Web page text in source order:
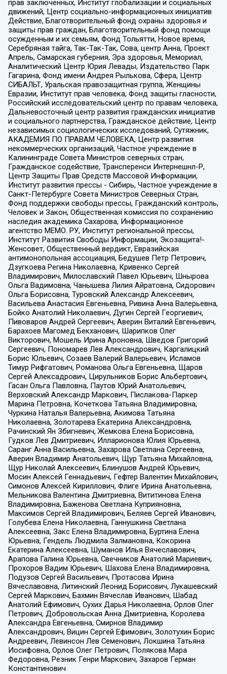
прав заключенных, Институт глобализации и социальных
движений, Центр социально-информационных инициатив
Действие, Благотворительный фонд охраны здоровья и
защиты прав граждан, Благотворительный фонд помощи
осужденным и их семьям, Фонд Тольятти, Новое время,
Серебряная тайга, Так-Так-Так, Сова, центр Анна, Проект
Апрель, Самарская губерния, Эра здоровья, Мемориал,
Аналитический Центр Юрия Левады, Издательство Парк
Гагарина, Фонд имени Андрея Рылькова, Сфера, Центр
СИБАЛЬТ, Уральская правозащитная группа, Женщины
Евразии, Институт прав человека, Фонд защиты гласности,
Российский исследовательский центр по правам человека,
Дальневосточный центр развития гражданских инициатив
и социального партнерства, Гражданское действие, Центр
независимых социологических исследований, Сутяжник,
АКАДЕМИЯ ПО ПРАВАМ ЧЕЛОВЕКА, Центр развития
некоммерческих организаций, Частное учреждение в
Калининграде Совета Министров северных стран,
Гражданское содействие, Трансперенси Интернешнл-Р,
Центр Защиты Прав Средств Массовой Информации,
Институт развития прессы - Сибирь, Частное учреждение в
Санкт-Петербурге Совета Министров Северных Стран,
Фонд поддержки свободы прессы, Гражданский контроль,
Человек и Закон, Общественная комиссия по сохранению
наследия академика Сахарова, Информационное
агентство МЕМО. РУ, Институт региональной прессы,
Институт Развития Свободы Информации, Экозащита!-
Женсовет, Общественный вердикт, Евразийская
антимонопольная ассоциация, Бедушев Петр Петрович,
Дзугкоева Регина Николаевна, Кривенко Сергей
Владимирович, Милославский Павел Юрьевич, Шнырова
Ольга Вадимовна, Чанышева Лилия Айратовна, Сидорович
Ольга Борисовна, Туровский Александр Алексеевич,
Васильева Анастасия Евгеньевна, Ривина Анна Валерьевна,
Бойко Анатолий Николаевич, Дугин Сергей Георгиевич,
Пивоваров Андрей Сергеевич, Аверин Виталий Евгеньевич,
Барахоев Магомед Бекханович, Шарипков Олег
Викторович, Мошель Ирина Ароновна, Шведов Григорий
Сергеевич, Пономарев Лев Александрович, Каргалицкий
Борис Юльевич, Созаев Валерий Валерьевич, Исламов
Тимур Рифгатович, Романова Ольга Евгеньевна, Щаров
Сергей Алексадрович, Цирульников Борис Альбертович,
Гасан Ольга Павловна, Паутов Юрий Анатольевич,
Верховский Александр Маркович, Пислакова-Паркер
Марина Петровна, Кочеткова Татьяна Владимировна,
Чуркина Наталья Валерьевна, Акимова Татьяна
Николаевна, Золотарева Екатерина Александровна,
Рачинский Ян Збигневич, Жемкова Елена Борисовна,
Гудков Лев Дмитриевич, Илларионова Юлия Юрьевна,
Саранг Анна Васильевна, Захарова Светлана Сергеевна,
Аверин Владимир Анатольевич, Щур Татьяна Михайловна,
Щур Николай Алексеевич, Блинушов Андрей Юрьевич,
Мосин Алексей Геннадьевич, Гефтер Валентин Михайлович,
Симонов Алексей Кириллович, Флиге Ирина Анатольевна,
Мельникова Валентина Дмитриевна, Вититинова Елена
Владимировна, Баженова Светлана Куприяновна,
Максимов Сергей Владимирович, Беляев Сергей Иванович,
Голубева Елена Николаевна, Ганнушкина Светлана
Алексеевна, Закс Елена Владимировна, Буртина Елена
Юрьевна, Гендель Людмила Залмановна, Кокорина
Екатерина Алексеевна, Шуманов Илья Вячеславович,
Арапова Галина Юрьевна, Свечников Анатолий Мариевич,
Прохоров Вадим Юрьевич, Шахова Елена Владимировна,
Подузов Сергей Васильевич, Протасова Ирина
Вячеславовна, Литинский Леонид Борисович, Лукашевский
Сергей Маркович, Бахмин Вячеслав Иванович, Шабад
Анатолий Ефимович, Сухих Дарья Николаевна, Орлов Олег
Петрович, Добровольская Анна Дмитриевна, Королева
Александра Евгеньевна, Смирнов Владимир
Александрович, Вицин Сергей Ефимович, Золотухин Борис
Андреевич, Левинсон Лев Семенович, Локшина Татьяна
Иосифовна, Орлов Олег Петрович, Полякова Мара
Федоровна, Резник Генри Маркович, Захаров Герман
Константинович